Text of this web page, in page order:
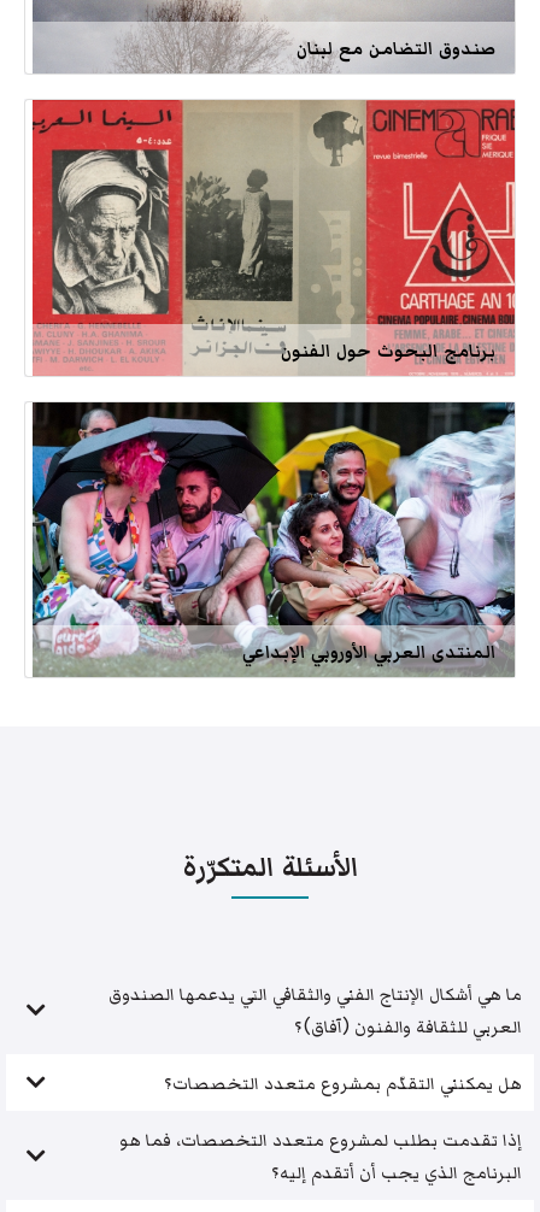
صندوق التضامن مع لبنان
برنامج البحوث حول الفنون
المنتدى العربي الأوروبي الإبداعي
الأسئلة المتكرّرة
ما هي أشكال الإنتاج الفني والثقافي التي يدعمها الصندوق
العربي للثقافة والفنون (آفاق)؟
هل يمكنني التقدّم بمشروع متعدد التخصصات؟
إذا تقدمت بطلب لمشروع متعدد التخصصات، فما هو
البرنامج الذي يجب أن أتقدم إليه؟